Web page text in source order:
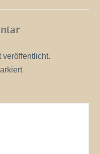
veröffentlicht.